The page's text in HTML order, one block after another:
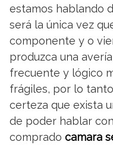
estamos hablando
será la única vez
componente y o
produzca una
frecuente y lógico
frágiles, por lo
certeza que exista
de poder hablar
comprado camara